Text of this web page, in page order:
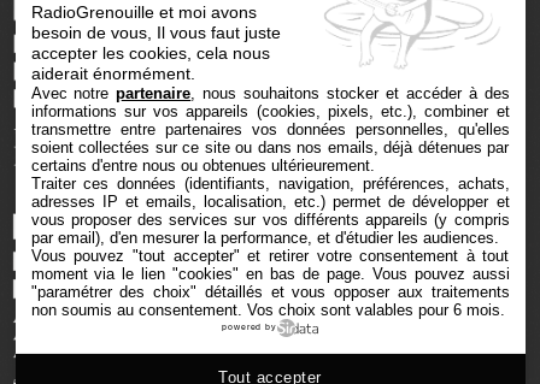
RadioGrenouille et moi avons
besoin de vous, Il vous faut juste
accepter les cookies, cela nous
aiderait énormément.
Avec notrepartenaire , nous souhaitons stocker et accéder à des
informations sur vos appareils (cookies, pixels, etc.), combiner et
transmettre entre partenaires vos données personnelles, qu'elles
soient collectées sur ce site ou dans nos emails, déjà détenues par
certains d'entre nous ou obtenues ultérieurement.
Traiter ces données (identifiants, navigation, préférences, achats,
adresses IP et emails, localisation, etc.) permet de développer et
vous proposer des services sur vos différents appareils (y compris
par email), d'en mesurer la performance, et d'étudier les audiences.
Vous pouvez "tout accepter" et retirer votre consentement à tout
moment via le lien "cookies" en bas de page. Vous pouvez aussi
"paramétrer des choix" détaillés et vous opposer aux traitements
non soumis au consentement. Vos choix sont valables pour 6 mois.
powered by
Tout accepter